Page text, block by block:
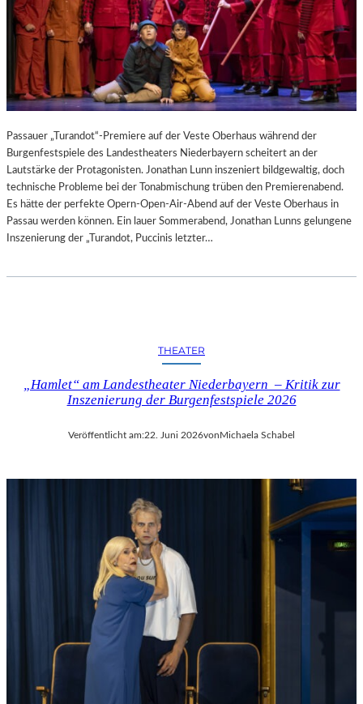
Passauer „Turandot“-Premiere auf der Veste Oberhaus während der
Burgenfestspiele des Landestheaters Niederbayern scheitert an der
Lautstärke der Protagonisten. Jonathan Lunn inszeniert bildgewaltig, doch
technische Probleme bei der Tonabmischung trüben den Premierenabend.
Es hätte der perfekte Opern-Open-Air-Abend auf der Veste Oberhaus in
Passau werden können. Ein lauer Sommerabend, Jonathan Lunns gelungene
Inszenierung der „Turandot, Puccinis letzter…
THEATER
„Hamlet“ am Landestheater Niederbayern – Kritik zur
Inszenierung der Burgenfestspiele 2026
Veröffentlicht am:22. Juni 2026vonMichaela Schabel